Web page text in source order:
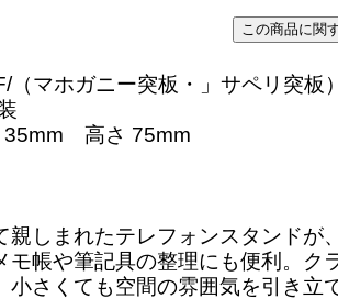
マホガニー突板・」サペリ突板）
高さ 75mm
親しまれたテレフォンスタンド
モ帳や筆記具の整理にも便利。
さくても空間の雰囲気を引き立